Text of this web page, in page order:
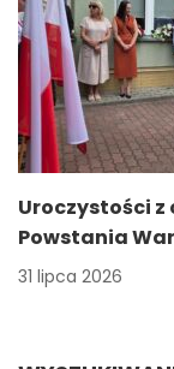
Uroczystości z
Powstania
31 lipca 2026